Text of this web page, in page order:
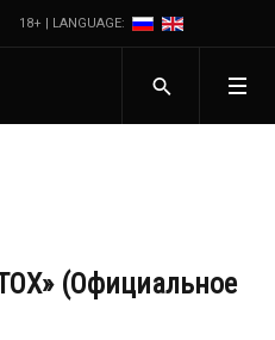
18+ | LANGUAGE:
(Официальное